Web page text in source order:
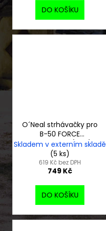
DO KOŠÍKU
O´Neal strhávačky pro
B-50 FORCE
laminované (14ks)
Skladem v externím skladě
(5 ks)
619 Kč bez DPH
749 Kč
DO KOŠÍKU